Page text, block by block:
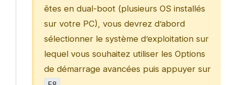
êtes en dual-boot (plusieurs OS installés
sur votre PC), vous devrez d’abord
sélectionner le système d’exploitation sur
lequel vous souhaitez utiliser les Options
de démarrage avancées puis appuyer sur